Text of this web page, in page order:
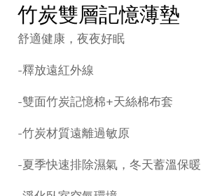
竹炭雙層記憶薄墊
舒適健康，夜夜好眠
-釋放遠紅外線
-雙面竹炭記憶棉+天絲棉布套
-竹炭材質遠離過敏原
-夏季快速排除濕氣，冬天蓄溫保暖